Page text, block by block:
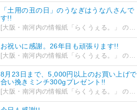
「土用の丑の日」のうなぎはうな八さんで
す!!
[大阪・南河内の情報紙「らくうぇる。」 の編集部ブログ] 2026/07/26 14:12
お祝いに感謝。26年目も頑張ります!!
[大阪・南河内の情報紙「らくうぇる。」 の編集部ブログ] 2026/07/25 15:35
8月23日まで、5,000円以上のお買い上げで
合い挽きミンチ300gプレゼント!!
[大阪・南河内の情報紙「らくうぇる。」 の編集部ブログ] 2026/07/24 15:31